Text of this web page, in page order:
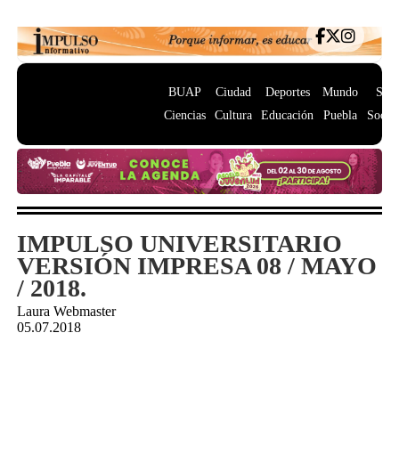
BUAP
Ciencias
Ciudad
Cultura
Deportes
Educación
Mundo
Puebla
IMPULSO UNIVERSITARIO
VERSIÓN IMPRESA 08 / MAYO
/ 2018.
Laura Webmaster
05.07.2018